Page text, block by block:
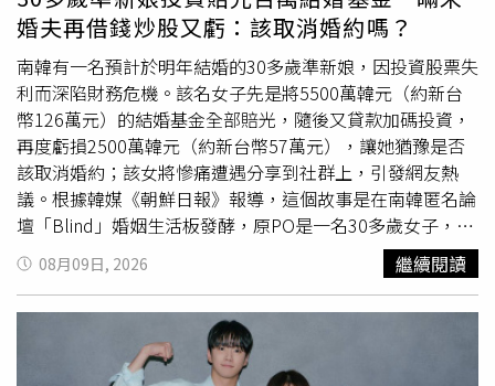
婚夫再借錢炒股又虧：該取消婚約嗎？
南韓有一名預計於明年結婚的30多歲準新娘，因投資股票失
利而深陷財務危機。該名女子先是將5500萬韓元（約新台
幣126萬元）的結婚基金全部賠光，隨後又貸款加碼投資，
再度虧損2500萬韓元（約新台幣57萬元），讓她猶豫是否
該取消婚約；該女將慘痛遭遇分享到社群上，引發網友熱
議。根據韓媒《朝鮮日報》報導，這個故事是在南韓匿名論
壇「Blind」婚姻生活板發酵，原PO是一名30多歲女子，她
與男友計畫於明年結婚；女子將工作3年積攢的存款與父母
資助的錢投入股市，頭兩年穩定獲利，讓她誤以為自己擅長
投資。不料隨後遇到股市下跌，原本要當作結婚基金的錢，
全被她在停損後轉戰短線操作失利，最終導致全數歸零。為
了急於翻本，該女進一步貸款3000萬韓元（約新台幣69萬
08月09日, 2026 繼續閱讀